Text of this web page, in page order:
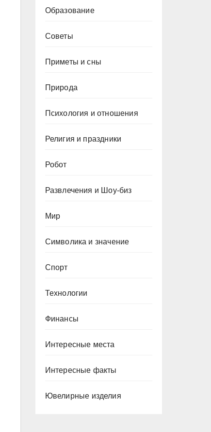
Образование
Советы
Приметы и сны
Природа
Психология и отношения
Религия и праздники
Робот
Развлечения и Шоу-биз
Мир
Символика и значение
Спорт
Технологии
Финансы
Интересные места
Интересные факты
Ювелирные изделия